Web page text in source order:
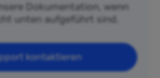
Dokumentation, wenn
unten aufgeführt sind.
kontaktieren